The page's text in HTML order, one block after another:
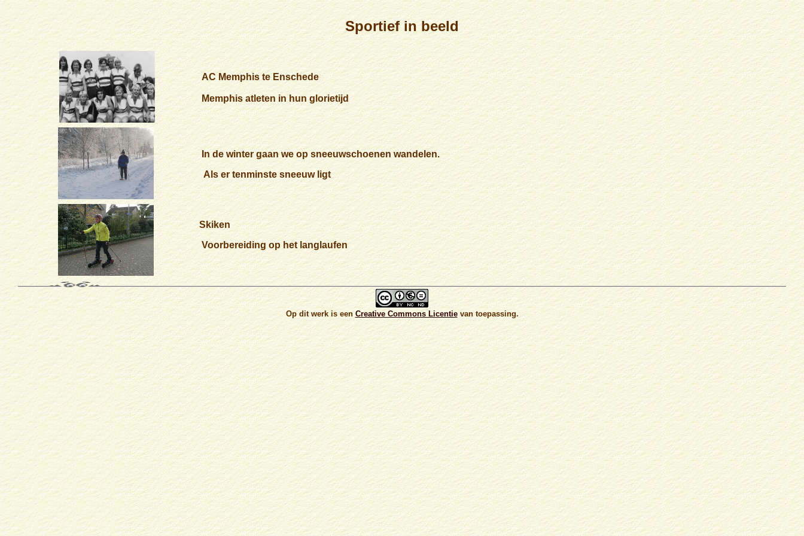
Sportief in beeld
AC Memphis te Enschede
Memphis atleten in hun glorietijd
In de winter gaan we op sneeuwschoenen wandelen.
Als er tenminste sneeuw ligt
Skiken
Voorbereiding op het langlaufen
Op dit werk is een Creative Commons Licentievan toepassing.